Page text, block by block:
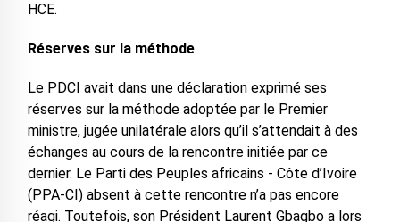
HCE.
Réserves sur la méthode
Le PDCI avait dans une déclaration exprimé ses
réserves sur la méthode adoptée par le Premier
ministre, jugée unilatérale alors qu’il s’attendait à des
échanges au cours de la rencontre initiée par ce
dernier. Le Parti des Peuples africains - Côte d’Ivoire
(PPA-CI) absent à cette rencontre n’a pas encore
réagi. Toutefois, son Président Laurent Gbagbo a lors